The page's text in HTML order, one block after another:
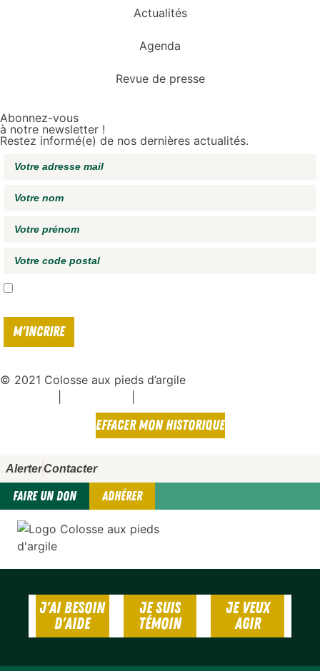
Actualités
Agenda
Revue de presse
Abonnez-vous
à notre newsletter !
Restez informé(e) de nos dernières actualités.
© 2021 Colosse aux pieds d’argile
EFFACER MON HISTORIQUE
AlerterContacter
FAIRE UN DON ADHÉRER
J'AI BESOIN
D'AIDE
JE SUIS
TÉMOIN
JE VEUX
AGIR